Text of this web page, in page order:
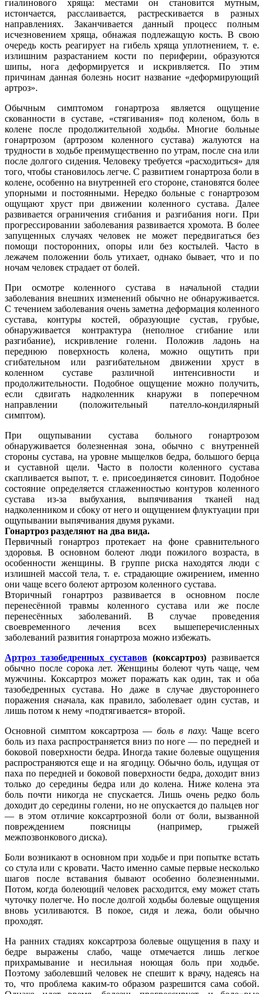
гиалинового хряща: местами он становится мутным,
истончается, расслаивается, растрескивается в разных
направлениях. Заканчивается данный процесс полным
исчезновением хряща, обнажая подлежащую кость. В свою
очередь кость реагирует на гибель хряща уплотнением, т. е.
излишним разрастанием кости по периферии, образуются
шипы, нога деформируется и искривляется. По этим
причинам данная болезнь носит название «деформирующий
артроз».
Обычным симптомом гонартроза является ощущение
скованности в суставе, «стягивания» под коленом, боль в
колене после продолжительной ходьбы. Многие больные
гонартрозом (артрозом коленного сустава) жалуются на
трудности в ходьбе преимущественно по утрам, после сна или
после долгого сидения. Человеку требуется «расходиться» для
того, чтобы становилось легче. С развитием гонартроза боли в
колене, особенно на внутренней его стороне, становятся более
упорными и постоянными. Нередко больные с гонартрозом
ощущают хруст при движении коленного сустава. Далее
развивается ограничения сгибания и разгибания ноги. При
прогрессировании заболевания развивается хромота. В более
запущенных случаях человек не может передвигаться без
помощи посторонних, опоры или без костылей. Часто в
лежачем положении боль утихает, однако бывает, что и по
ночам человек страдает от болей.
При осмотре коленного сустава в начальной стадии
заболевания внешних изменений обычно не обнаруживается.
С течением заболевания очень заметна деформация коленного
сустава, контуры костей, образующие сустав, грубые,
обнаруживается контрактура (неполное сгибание или
разгибание), искривление голени. Положив ладонь на
переднюю поверхность колена, можно ощутить при
сгибательном или разгибательном движении хруст в
коленном суставе различной интенсивности и
продолжительности. Подобное ощущение можно получить,
если сдвигать надколенник кнаружи в поперечном
направлении (положительный пателло-кондилярный
симптом).
При ощупывании сустава больного гонартрозом
обнаруживается болезненная зона, обычно с внутренней
стороны сустава, на уровне мыщелков бедра, большого берца
и суставной щели. Часто в полости коленного сустава
скапливается выпот, т. е. присоединяется синовит. Подобное
состояние определяется сглаженностью контуров коленного
сустава из-за выбухания, выпячивания тканей над
надколенником и сбоку от него и ощущением флуктуации при
ощупывании выпячивания двумя руками.
Гонартроз разделяют на два вида.
Первичный гонартроз протекает на фоне сравнительного
здоровья. В основном болеют люди пожилого возраста, в
особенности женщины. В группе риска находятся люди с
излишней массой тела, т. е. страдающие ожирением, именно
они чаще всего болеют артрозом коленного сустава.
Вторичный гонартроз развивается в основном после
перенесённой травмы коленного сустава или же после
перенесённых заболеваний. В случае проведения
своевременного лечения всех вышеперечисленных
заболеваний развития гонартроза можно избежать.
Артроз тазобедренных суставов (коксартроз) развивается
обычно после сорока лет. Женщины болеют чуть чаще, чем
мужчины. Коксартроз может поражать как один, так и оба
тазобедренных сустава. Но даже в случае двустороннего
поражения сначала, как правило, заболевает один сустав, и
лишь потом к нему «подтягивается» второй.
Основной симптом коксартроза — боль в паху. Чаще всего
боль из паха распространяется вниз по ноге — по передней и
боковой поверхности бедра. Иногда такие болевые ощущения
распространяются еще и на ягодицу. Обычно боль, идущая от
паха по передней и боковой поверхности бедра, доходит вниз
только до середины бедра или до колена. Ниже колена эта
боль почти никогда не спускается. Лишь очень редко боль
доходит до середины голени, но не опускается до пальцев ног
— в этом отличие коксартрозной боли от боли, вызванной
повреждением поясницы (например, грыжей
межпозвонкового диска).
Боли возникают в основном при ходьбе и при попытке встать
со стула или с кровати. Часто именно самые первые несколько
шагов после вставания бывают особенно болезненными.
Потом, когда болеющий человек расходится, ему может стать
чуточку полегче. Но после долгой ходьбы болевые ощущения
вновь усиливаются. В покое, сидя и лежа, боли обычно
проходят.
На ранних стадиях коксартроза болевые ощущения в паху и
бедре выражены слабо, чаще отмечается лишь легкое
прихрамывание и несильная ноющая боль при ходьбе.
Поэтому заболевший человек не спешит к врачу, надеясь на
то, что проблема каким-то образом разрешится сама собой.